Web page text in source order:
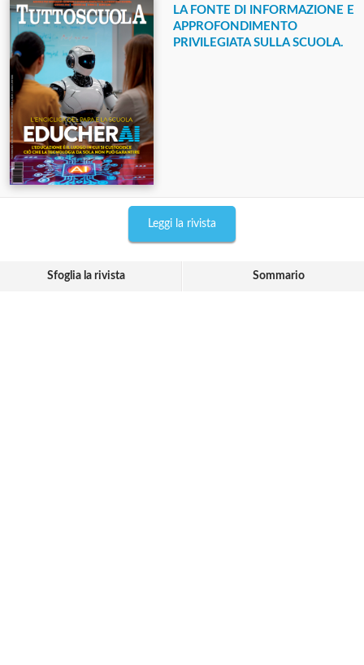
LA FONTE DI INFORMAZIONE E
APPROFONDIMENTO
PRIVILEGIATA SULLA SCUOLA.
Leggi la rivista
Sfoglia la rivista Sommario